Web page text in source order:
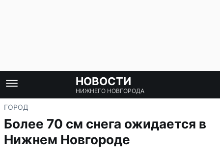
НОВОСТИ
НИЖНЕГО НОВГОРОДА
ГОРОД
Более 70 см снега ожидается в
Нижнем Новгороде